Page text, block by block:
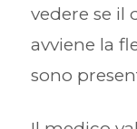
vedere se il
avviene la
sono